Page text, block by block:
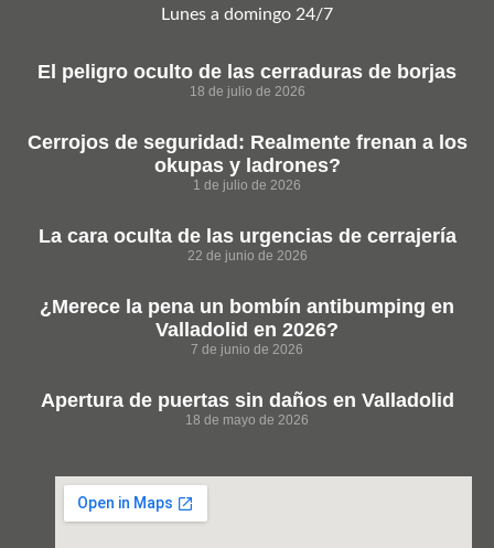
Lunes a domingo 24/7
El peligro oculto de las cerraduras de borjas
18 de julio de 2026
Cerrojos de seguridad: Realmente frenan a los
okupas y ladrones?
1 de julio de 2026
La cara oculta de las urgencias de cerrajería
22 de junio de 2026
¿Merece la pena un bombín antibumping en
Valladolid en 2026?
7 de junio de 2026
Apertura de puertas sin daños en Valladolid
18 de mayo de 2026